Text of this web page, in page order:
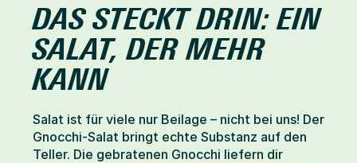
DAS STECKT DRIN: EIN
SALAT, DER MEHR
KANN
Salat ist für viele nur Beilage – nicht bei uns! Der
Gnocchi-Salat bringt echte Substanz auf den
Teller. Die gebratenen Gnocchi liefern dir